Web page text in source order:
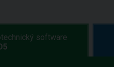
software